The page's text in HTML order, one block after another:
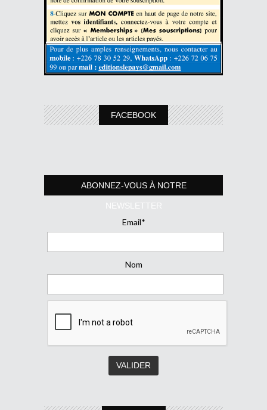
FACEBOOK
ABONNEZ-VOUS À NOTRE
NEWSLETTER
Email*
Nom